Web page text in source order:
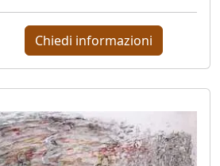
Chiedi informazioni